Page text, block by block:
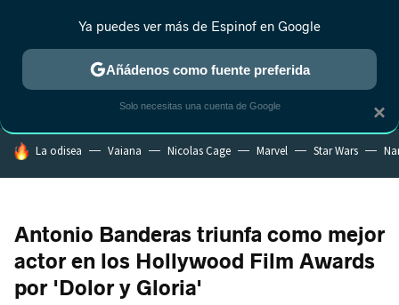
MENÚ NUEVO
ESTRENOS REALITY ANIME RANKINGS CINE
HOY SE HABLA DE
La odisea Vaiana Nicolas Cage Marvel Star Wars
Antonio Banderas triunfa como mejor
actor en los Hollywood Film Awards
por 'Dolor y Gloria'
×
Ya puedes ver más de Espinof en Google
Añádenos como fuente preferida
Solo necesitas una cuenta de Google